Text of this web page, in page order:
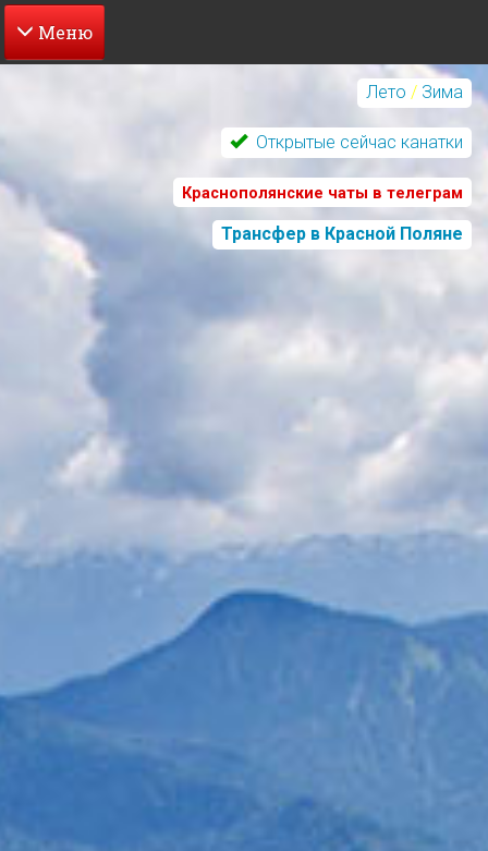
Перейти
содержанию
Лето / Зима
Открытые сейчас канатки
Краснополянские чаты в телеграм
Трансфер в Красной Поляне